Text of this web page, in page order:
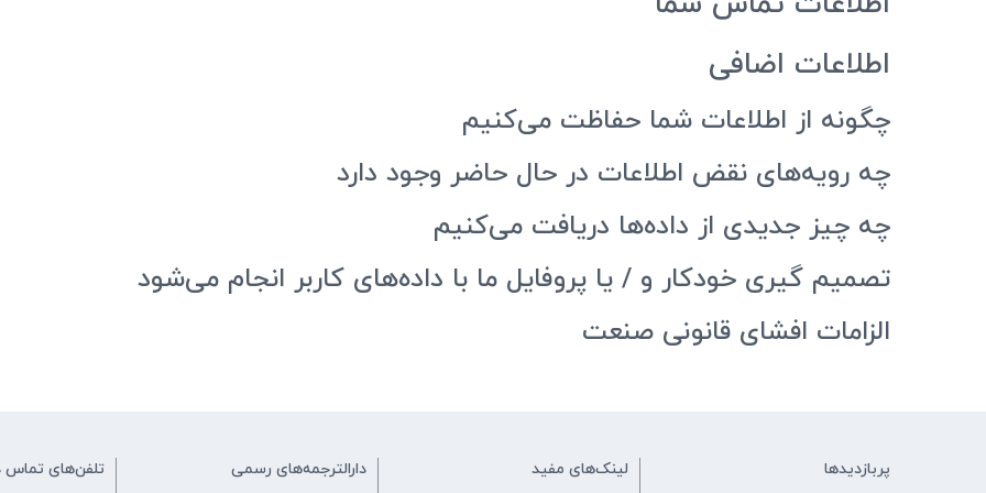
اطلاعات اضافی
چگونه از اطلاعات شما حفاظت می‌کنیم
چه رویه‌های نقض اطلاعات در حال حاضر وجود دارد
چه چیز جدیدی از داده‌ها دریافت می‌کنیم
تصمیم گیری خودکار و / یا پروفایل ما با داده‌های کاربر انجام می‌شود
الزامات افشای قانونی صنعت
پربازدیدها لینک‌های مفید دارالترجمه‌های رسمی تلفن‌های تماس